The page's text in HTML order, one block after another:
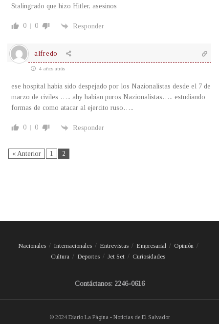
Stalingrado que hizo Hitler, asesinos
0 0 Responder
alfredo
4 años atrás
ese hospital habia sido despejado por los Nazionalistas desde el 7 de
marzo de civiles ….. ahy habian puros Nazionalistas….. estudiando
formas de como atacar al ejercito ruso…..
0 0 Responder
« Anterior 1 2
Nacionales Internacionales Entrevistas Empresarial
Opinión
Cultura
Deportes Jet Set Curiosidades
Contáctanos: 2246-0616
© 2024 Diario La Página - Noticias de El Salvador